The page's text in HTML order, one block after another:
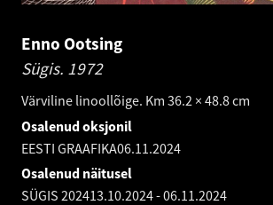
Enno Ootsing
Sügis. 1972
Värviline linoollõige. Km 36.2 × 48.8 cm
Osalenud oksjonil
EESTI GRAAFIKA06.11.2024
Osalenud näitusel
SÜGIS 202413.10.2024-06.11.2024